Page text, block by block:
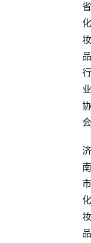
省
化
妆
品
行
业
协
会
济
南
市
化
妆
品